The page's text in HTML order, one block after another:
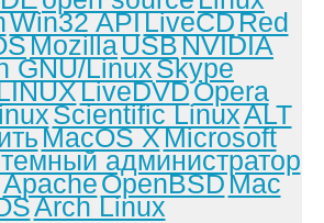
Win32 APILiveCDRed
MozillaUSBNVIDIA
GNU/LinuxSkype
LiveDVDOpera
Scientific LinuxALT
MacOS XMicrosoft
администратор
ApacheOpenBSDMac
Arch Linux